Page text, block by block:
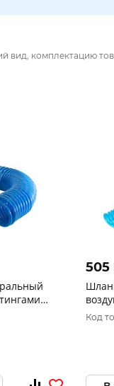
комплектацию
505
Шланг NORDBERG
Код